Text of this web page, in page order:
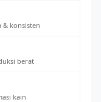
& konsisten
berat
kain